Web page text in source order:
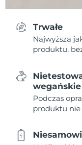
Trwałe
Najwyższa
produktu,
wegańskie
Podczas
produktu nie